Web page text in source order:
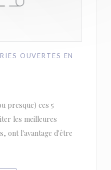
OUVERTES EN
presque) ces 5
les meilleures
ont l'avantage d'être